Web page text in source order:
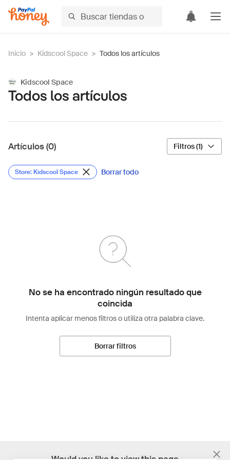
Inicio > Kidscool Space > Todos los artículos
Kidscool Space
Todos los artículos
Artículos (0) Filtros (1)
Store: Kidscool Space Borrar todo
No se ha encontrado ningún resultado que
coincida
Intenta aplicar menos filtros o utiliza otra palabra clave.
Borrar filtros